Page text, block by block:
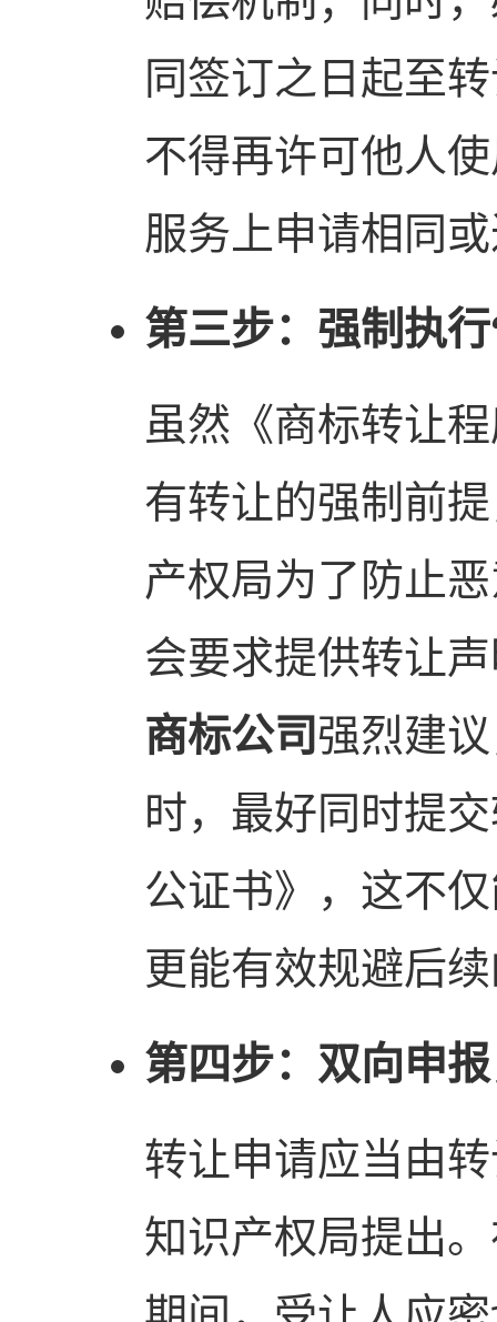
同签订之日起至
不得再许可他人
服务上申请相同
第三步：强制执
虽然《商标转让
有转让的强制前
产权局为了防止
会要求提供转让
商标公司 强烈建
时，最好同时提
公证书》，这不
更能有效规避后
第四步：双向申
转让申请应当由
知识产权局提出